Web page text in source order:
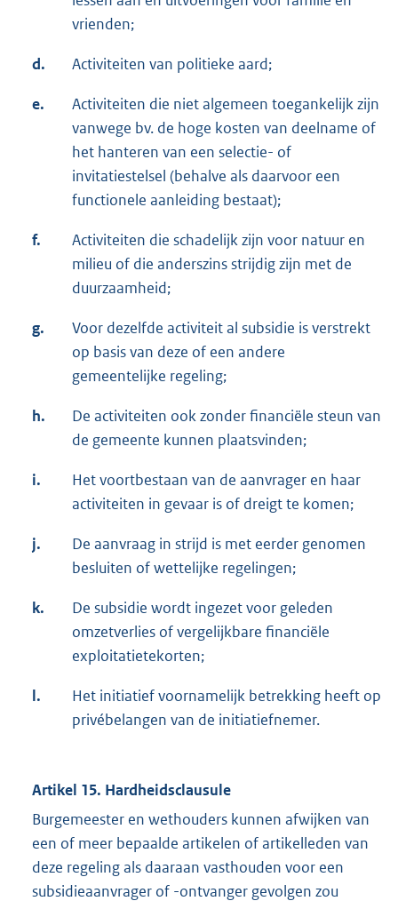
vrienden;
d. Activiteiten van politieke aard;
e.
Activiteiten die niet algemeen toegankelijk zijn
vanwege bv. de hoge kosten van deelname of
het hanteren van een selectie- of
invitatiestelsel (behalve als daarvoor een
functionele aanleiding bestaat);
f.
Activiteiten die schadelijk zijn voor natuur en
milieu of die anderszins strijdig zijn met de
duurzaamheid;
g.
Voor dezelfde activiteit al subsidie is verstrekt
op basis van deze of een andere
gemeentelijke regeling;
h.
De activiteiten ook zonder financiële steun van
de gemeente kunnen plaatsvinden;
i.
Het voortbestaan van de aanvrager en haar
activiteiten in gevaar is of dreigt te komen;
j.
De aanvraag in strijd is met eerder genomen
besluiten of wettelijke regelingen;
k.
De subsidie wordt ingezet voor geleden
omzetverlies of vergelijkbare financiële
exploitatietekorten;
l.
Het initiatief voornamelijk betrekking heeft op
privébelangen van de initiatiefnemer.
Artikel 15. Hardheidsclausule
Burgemeester en wethouders kunnen afwijken van
een of meer bepaalde artikelen of artikelleden van
deze regeling als daaraan vasthouden voor een
subsidieaanvrager of -ontvanger gevolgen zou